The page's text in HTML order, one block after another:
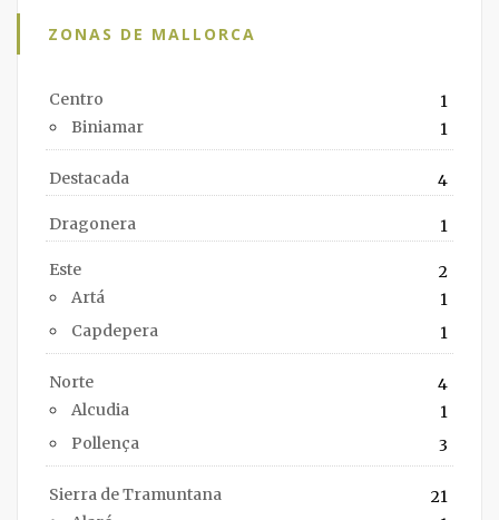
ZONAS DE MALLORCA
Centro
1
Biniamar
1
Destacada 4
Dragonera 1
Este
2
Artá
1
Capdepera
1
Norte
4
Alcudia
1
Pollença
3
Sierra de Tramuntana
21